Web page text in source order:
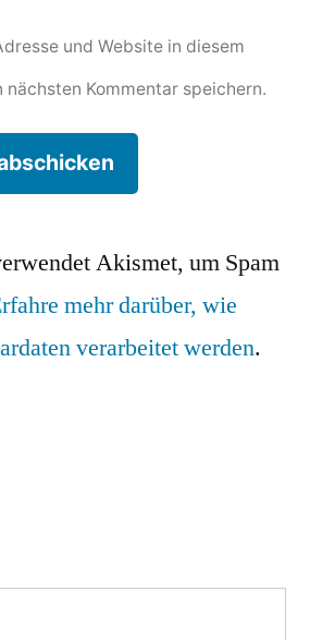
und Website in diesem
nächsten Kommentar speichern.
Akismet, um Spam
mehr darüber, wie
verarbeitet werden.